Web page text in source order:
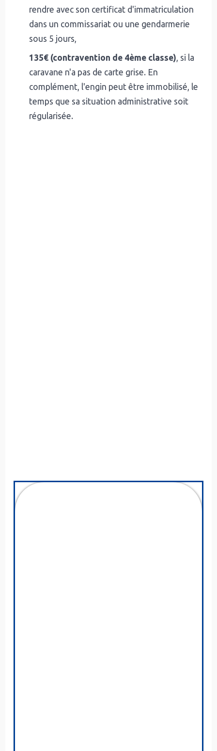
rendre avec son certificat d'immatriculation
dans un commissariat ou une gendarmerie
sous 5 jours,
135€ (contravention de 4ème classe), si la
caravane n'a pas de carte grise. En
complément, l'engin peut être immobilisé, le
temps que sa situation administrative soit
régularisée.